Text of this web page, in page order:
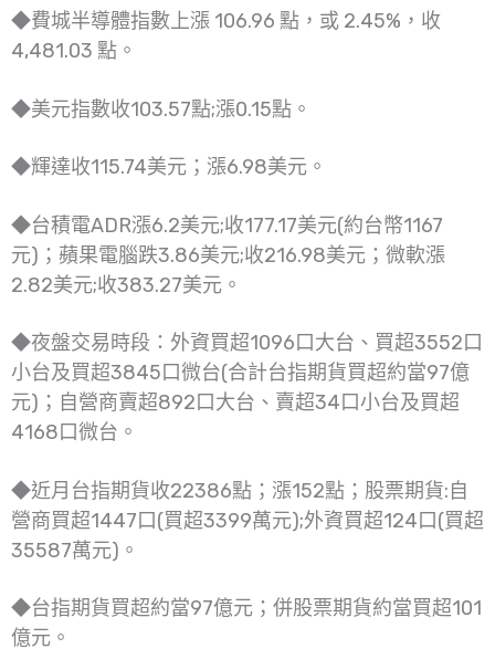
◆費城半導體指數上漲 106.96 點，或 2.45%，收
4,481.03 點。
◆美元指數收103.57點;漲0.15點。
◆輝達收115.74美元；漲6.98美元。
◆台積電ADR漲6.2美元;收177.17美元(約台幣1167
元)；蘋果電腦跌3.86美元;收216.98美元；微軟漲
2.82美元;收383.27美元。
◆夜盤交易時段：外資買超1096口大台、買超3552口
小台及買超3845口微台(合計台指期貨買超約當97億
元)；自營商賣超892口大台、賣超34口小台及買超
4168口微台。
◆近月台指期貨收22386點；漲152點；股票期貨:自
營商買超1447口(買超3399萬元);外資買超124口(買超
35587萬元)。
◆台指期貨買超約當97億元；併股票期貨約當買超101
億元。